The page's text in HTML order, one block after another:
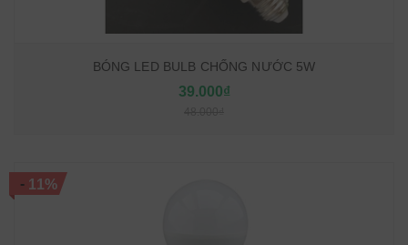
BÓNG LED BULB CHỐNG NƯỚC 5W
39.000₫
-11%